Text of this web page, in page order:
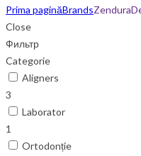
Prima paginăBrands
Close
Фильтр
Categorie
Aligners
3
Laborator
1
Ortodonție